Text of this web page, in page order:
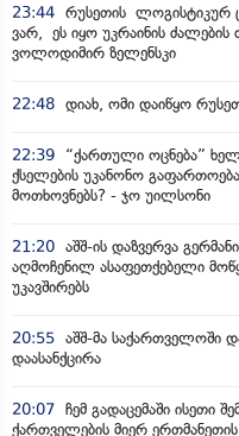
23:44 რუსეთის ლოგისტიკურ
ვარ, ეს იყო უკრაინის
ვოლოდიმირ ზელენსკი
22:48 დიახ, ომი დაიწყო
22:39
“ქართული ოცნება”
ქსელების უკანონო
მოთხოვნებს? - ჯო უილსონი
21:20 აშშ-ის დაზვერვა
აღმოჩენილ ასაფეთქებელი
უკავშირებს
20:55 აშშ-მა საქართველოში
დაასანქცირა
20:07 ჩემ გადაცემაში ისეთი
ქართველების მიერ